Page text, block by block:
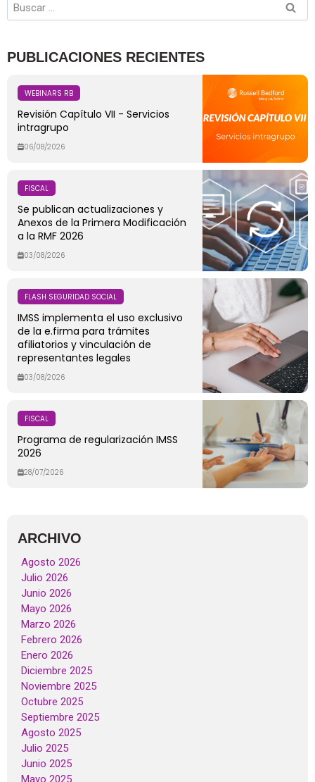
PUBLICACIONES RECIENTES
WEBINARS RB
Revisión Capítulo VII - Servicios
intragrupo
06/08/2026
FISCAL
Se publican actualizaciones y
Anexos de la Primera Modificación
a la RMF 2026
03/08/2026
FLASH SEGURIDAD SOCIAL
IMSS implementa el uso exclusivo
de la e.firma para trámites
afiliatorios y vinculación de
representantes legales
03/08/2026
FISCAL
Programa de regularización IMSS
2026
28/07/2026
ARCHIVO
Agosto 2026
Julio 2026
Junio 2026
Mayo 2026
Marzo 2026
Febrero 2026
Enero 2026
Diciembre 2025
Noviembre 2025
Octubre 2025
Septiembre 2025
Agosto 2025
Julio 2025
Junio 2025
Mayo 2025